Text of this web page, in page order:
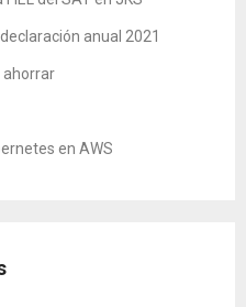
declaración anual 2021
ahorrar
en AWS